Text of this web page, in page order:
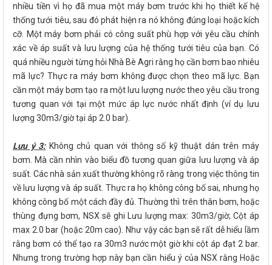
nhiều tiền vì họ đã mua một máy bơm trước khi họ thiết kế hệ
thống tưới tiêu, sau đó phát hiện ra nó không đúng loại hoặc kích
cỡ. Một máy bơm phải có công suất phù hợp với yêu cầu chính
xác về áp suất và lưu lượng của hệ thống tưới tiêu của bạn. Có
quá nhiều người từng hỏi Nhà Bè Agri rằng họ cần bơm bao nhiêu
mã lực? Thực ra máy bơm không được chọn theo mã lực. Bạn
cần một máy bơm tạo ra một lưu lượng nước theo yêu cầu trong
tương quan với tại một mức áp lực nước nhất định (ví dụ lưu
lượng 30m3/giờ tại áp 2.0 bar).
Lưu ý 3:Không chủ quan với thông số kỹ thuật dán trên máy
bơm. Mà cần nhìn vào biểu đồ tương quan giữa lưu lượng và áp
suất. Các nhà sản xuất thường không rõ ràng trong việc thông tin
về lưu lượng và áp suất. Thực ra họ không công bố sai, nhưng họ
không công bố một cách đầy đủ. Thường thì trên thân bơm, hoặc
thùng đựng bơm, NSX sẽ ghi Lưu lượng max: 30m3/giờ; Cột áp
max 2.0 bar (hoặc 20m cao). Như vậy các bạn sẽ rất dễ hiểu lầm
rằng bơm có thể tạo ra 30m3 nước một giờ khi cột áp đạt 2 bar.
Nhưng trong trường hợp này bạn cần hiểu ý của NSX rằng Hoặc